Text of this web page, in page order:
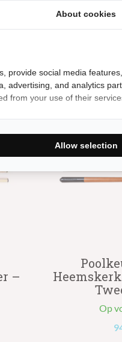
–
Op
About cookies
provide social media
advertising, and analytics
from your use of their
Allow selection